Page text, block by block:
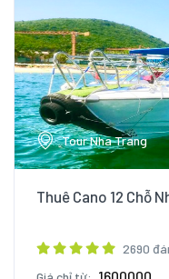
Tour Nha Trang
Thuê Cano 12 Chỗ
2690